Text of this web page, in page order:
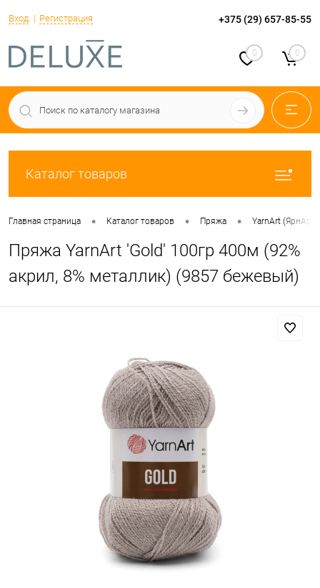
Вход Регистрация +375 (29) 657-85-55
0 0
Каталог товаров
Главная страница • Каталог товаров • Пряжа • YarnArt (ЯрнАрт)
Пряжа YarnArt 'Gold' 100гр 400м (92%
акрил, 8% металлик) (9857 бежевый)